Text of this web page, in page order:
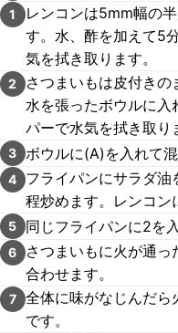
1
レンコンは5mm幅の
す。水、酢を加えて5
気を拭き取ります。
2
さつまいもは皮付きの
水を張ったボウルに
パーで水気を拭き取り
3 ボウルに(A)を入れて混
4
フライパンにサラダ油
程炒めます。レンコン
5 同じフライパンに2を
6
さつまいもに火が通
合わせます。
7 全体に味がなじんだら
です。